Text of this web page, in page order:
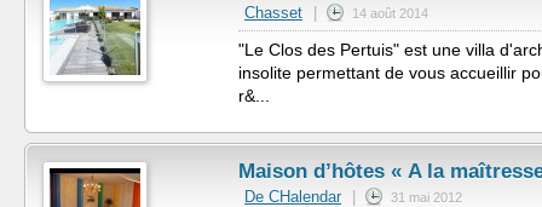
Chasset 14 août 2014
"Le Clos des Pertuis" est une villa
insolite permettant de vous accueillir
r&...
Maison d’hôtes « A la
De CHalendar 31 mai 2012